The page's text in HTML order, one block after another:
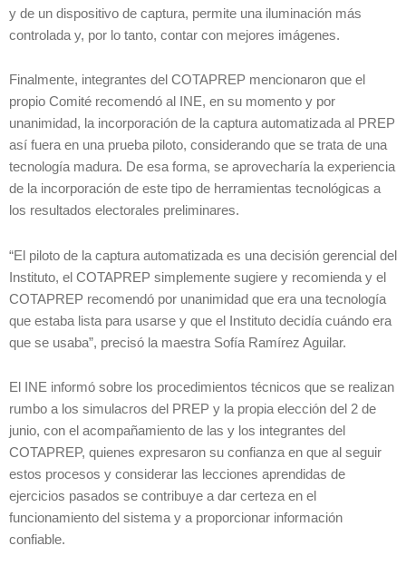
y de un dispositivo de captura, permite una iluminación más
controlada y, por lo tanto, contar con mejores imágenes.
Finalmente, integrantes del COTAPREP mencionaron que el
propio Comité recomendó al INE, en su momento y por
unanimidad, la incorporación de la captura automatizada al PREP
así fuera en una prueba piloto, considerando que se trata de una
tecnología madura. De esa forma, se aprovecharía la experiencia
de la incorporación de este tipo de herramientas tecnológicas a
los resultados electorales preliminares.
“El piloto de la captura automatizada es una decisión gerencial del
Instituto, el COTAPREP simplemente sugiere y recomienda y el
COTAPREP recomendó por unanimidad que era una tecnología
que estaba lista para usarse y que el Instituto decidía cuándo era
que se usaba”, precisó la maestra Sofía Ramírez Aguilar.
El INE informó sobre los procedimientos técnicos que se realizan
rumbo a los simulacros del PREP y la propia elección del 2 de
junio, con el acompañamiento de las y los integrantes del
COTAPREP, quienes expresaron su confianza en que al seguir
estos procesos y considerar las lecciones aprendidas de
ejercicios pasados se contribuye a dar certeza en el
funcionamiento del sistema y a proporcionar información
confiable.